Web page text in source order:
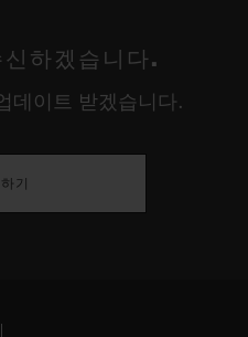
하겠습니다.
데이트 받겠습니다.
기